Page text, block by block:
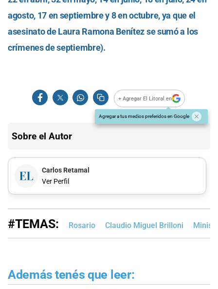
agosto, 17 en septiembre y 8 en octubre, ya que el
asesinato de Laura Ramona Benítez se sumó a los
crímenes de septiembre).
+ Agregar El Litoral en
Agregar a tus medios preferidos en Google
Sobre el Autor
Carlos Retamal
Ver Perfil
#TEMAS: Rosario Claudio Miguel Brilloni
Además tenés que leer: